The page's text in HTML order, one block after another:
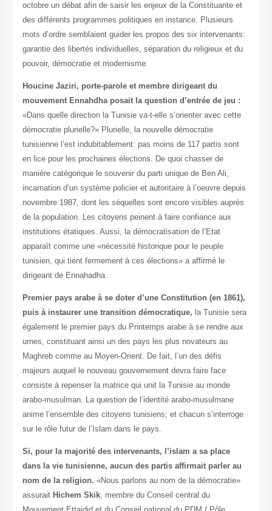
octobre un débat afin de saisir les enjeux de la Constituante et
des différents programmes politiques en instance. Plusieurs
mots d’ordre semblaient guider les propos des six intervenants:
garantie des libertés individuelles, séparation du religieux et du
pouvoir, démocratie et modernisme.
Houcine Jaziri, porte-parole et membre dirigeant du
mouvement Ennahdha posait la question d’entrée de jeu :
«Dans quelle direction la Tunisie va-t-elle s’orienter avec cette
démocratie plurielle?» Plurielle, la nouvelle démocratie
tunisienne l’est indubitablement: pas moins de 117 partis sont
en lice pour les prochaines élections. De quoi chasser de
manière catégorique le souvenir du parti unique de Ben Ali,
incarnation d’un système policier et autoritaire à l’oeuvre depuis
novembre 1987, dont les séquelles sont encore visibles auprès
de la population. Les citoyens peinent à faire confiance aux
institutions étatiques. Aussi, la démocratisation de l’Etat
apparaît comme une «nécessité historique pour le peuple
tunisien, qui tient fermement à ces élections» a affirmé le
dirigeant de Ennahadha.
Premier pays arabe à se doter d’une Constitution (en 1861),
puis à instaurer une transition démocratique, la Tunisie sera
également le premier pays du Printemps arabe à se rendre aux
urnes, constituant ainsi un des pays les plus novateurs au
Maghreb comme au Moyen-Orient. De fait, l’un des défis
majeurs auquel le nouveau gouvernement devra faire face
consiste à repenser la matrice qui unit la Tunisie au monde
arabo-musulman. La question de l’identité arabo-musulmane
anime l’ensemble des citoyens tunisiens; et chacun s’interroge
sur le rôle futur de l’Islam dans le pays.
Si, pour la majorité des intervenants, l’islam a sa place
dans la vie tunisienne, aucun des partis affirmait parler au
nom de la religion. «Nous parlons au nom de la démocratie»
assurait Hichem Skik, membre du Conseil central du